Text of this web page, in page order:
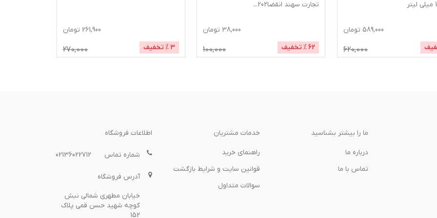
589,000 تومان
620,000
تجارت سهند انقضا202
...
38,000 تومان
62% تخفیف 100,000
261,900 تومان
3 % تخفیف 270,000
ما را بیشتر بشناسید
درباره‌ ما
تماس با ما
خدمات مشتریان
راهنمای خرید
قوانین سایت و شرایط بازگشت
سوالات متداول
اطلاعات فروشگاه
شماره تماس 02136022712
آدرس فروشگاه
خیابان مطهری شمالی نبش
کوچه شهید حسن قمی پلاک
152